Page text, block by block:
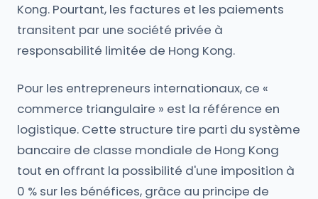
Kong. Pourtant, les factures et les paiements
transitent par une société privée à
responsabilité limitée de Hong Kong.
Pour les entrepreneurs internationaux, ce «
commerce triangulaire » est la référence en
logistique. Cette structure tire parti du système
bancaire de classe mondiale de Hong Kong
tout en offrant la possibilité d'une imposition à
0 % sur les bénéfices, grâce au principe de